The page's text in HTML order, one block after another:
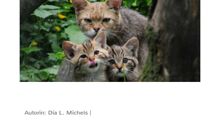
Autorin: Dia L. Michels |